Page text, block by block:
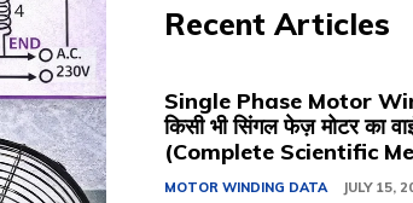
Recent Articles
Single Phase Motor
किसी भी सिंगल फेज़ मोटर का
(Complete Scientific
MOTOR WINDING DATA JULY 15,